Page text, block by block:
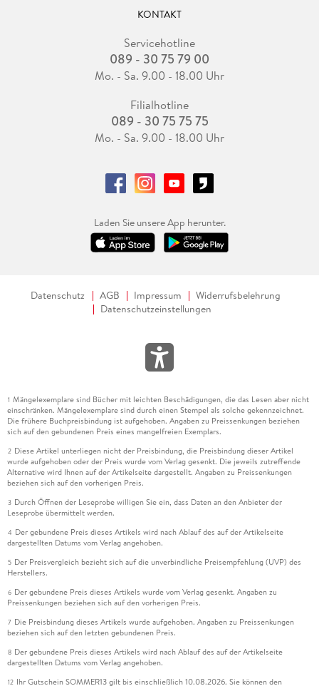
KONTAKT
Servicehotline
089 - 30 75 79 00
Mo. - Sa. 9.00 - 18.00 Uhr
Filialhotline
089 - 30 75 75 75
Mo. - Sa. 9.00 - 18.00 Uhr
Laden Sie unsere App herunter.
Datenschutz AGB Impressum
Widerrufsbelehrung
Datenschutzeinstellungen
1 Mängelexemplare sind Bücher mit leichten Beschädigungen, die das Lesen aber nicht
einschränken. Mängelexemplare sind durch einen Stempel als solche gekennzeichnet.
Die frühere Buchpreisbindung ist aufgehoben. Angaben zu Preissenkungen beziehen
sich auf den gebundenen Preis eines mangelfreien Exemplars.
2 Diese Artikel unterliegen nicht der Preisbindung, die Preisbindung dieser Artikel
wurde aufgehoben oder der Preis wurde vom Verlag gesenkt. Die jeweils zutreffende
Alternative wird Ihnen auf der Artikelseite dargestellt. Angaben zu Preissenkungen
beziehen sich auf den vorherigen Preis.
3 Durch Öffnen der Leseprobe willigen Sie ein, dass Daten an den Anbieter der
Leseprobe übermittelt werden.
4 Der gebundene Preis dieses Artikels wird nach Ablauf des auf der Artikelseite
dargestellten Datums vom Verlag angehoben.
5 Der Preisvergleich bezieht sich auf die unverbindliche Preisempfehlung (UVP) des
Herstellers.
6 Der gebundene Preis dieses Artikels wurde vom Verlag gesenkt. Angaben zu
Preissenkungen beziehen sich auf den vorherigen Preis.
7 Die Preisbindung dieses Artikels wurde aufgehoben. Angaben zu Preissenkungen
beziehen sich auf den letzten gebundenen Preis.
8 Der gebundene Preis dieses Artikels wird nach Ablauf des auf der Artikelseite
dargestellten Datums vom Verlag angehoben.
12 Ihr Gutschein SOMMER13 gilt bis einschließlich 10.08.2026. Sie können den